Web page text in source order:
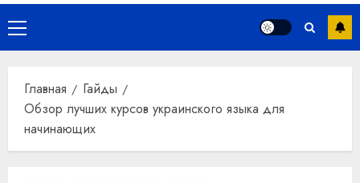
Основное
меню
Главная
Гайды
Обзор лучших курсов украинского языка для
начинающих